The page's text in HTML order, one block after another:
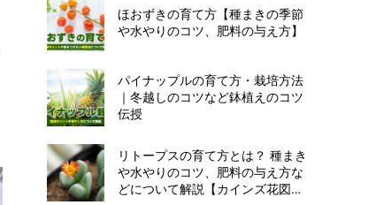
ほおずきの育て方【種まきの季節
や水やりのコツ、肥料の与え方】
パイナップルの育て方・栽培方法
｜冬越しのコツなど鉢植えのコツ
伝授
リトープスの育て方とは？ 種まき
や水やりのコツ、肥料の与え方な
どについて解説【カインズ花図